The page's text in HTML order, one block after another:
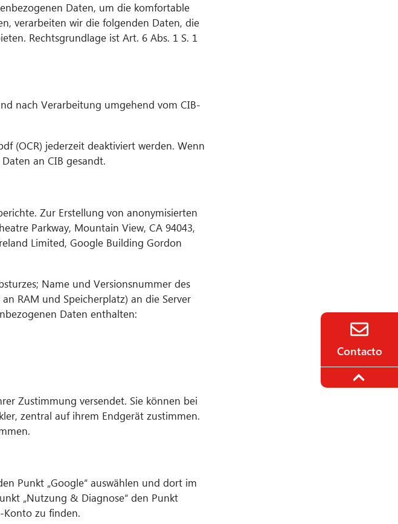
Daten, um die komfortable
verarbeiten wir die folgenden Daten, die
Rechtsgrundlage ist Art. 6 Abs. 1 S. 1
nach Verarbeitung umgehend vom CIB-
(OCR) jederzeit deaktiviert werden. Wenn
an CIB gesandt.
Zur Erstellung von anonymisierten
Parkway, Mountain View, CA 94043,
Limited, Google Building Gordon
Name und Versionsnummer des
RAM und Speicherplatz) an die Server
Daten enthalten:
Zustimmung versendet. Sie können bei
zentral auf ihrem Endgerät zustimmen.
Punkt „Google“ auswählen und dort im
„Nutzung & Diagnose“ den Punkt
Konto zu finden.
Contacto